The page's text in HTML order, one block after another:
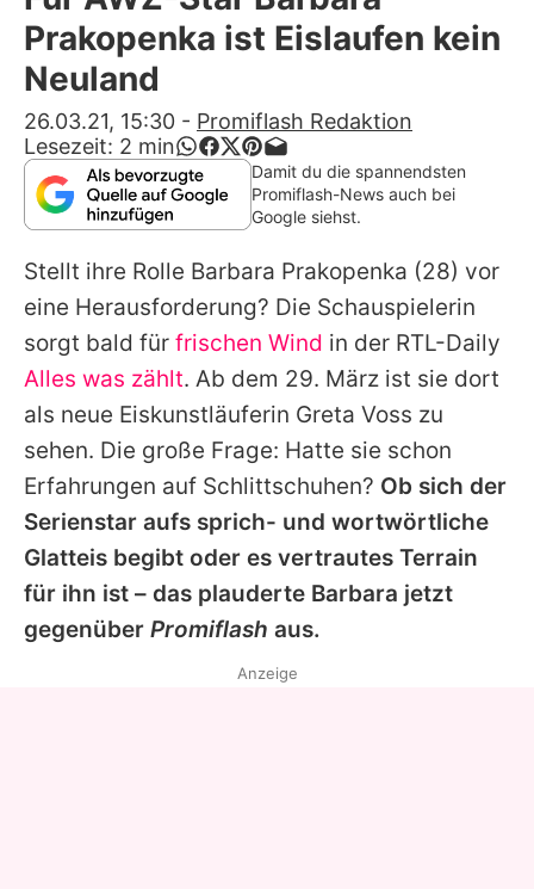
Alle Themen auf Promiflash
App runterladen
Team
Redaktionelle Richtlinien
Impressum
Datenschutzerklärung
Nutzungsbedingungen
Utiq verwalten
Prakopenka ist Eislaufen kein
Neuland
26.03.21, 15:30 - Promiflash Redaktion
Lesezeit: 2 min
Damit du die spannendsten
Promiflash-News auch bei
Google siehst.
Stellt ihre Rolle Barbara Prakopenka (28) vor
eine Herausforderung? Die Schauspielerin
sorgt bald für frischen Wind in der RTL-Daily
Alles was zählt. Ab dem 29. März ist sie dort
als neue Eiskunstläuferin Greta Voss zu
sehen. Die große Frage: Hatte sie schon
Erfahrungen auf Schlittschuhen? Ob sich der
Serienstar aufs sprich- und wortwörtliche
Glatteis begibt oder es vertrautes Terrain
für ihn ist – das plauderte Barbara jetzt
gegenüber Promiflash aus.
Anzeige